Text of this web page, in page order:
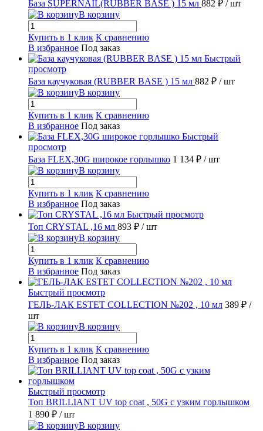
База SUPERNAIL(RUBBER BASE ) 15 мл 882 ₽ / шт
В корзину
Купить в 1 клик К сравнению
В избранное Под заказ
Быстрый
просмотр
База каучуковая (RUBBER BASE ) 15 мл 882 ₽ / шт
В корзину
Купить в 1 клик К сравнению
В избранное Под заказ
Быстрый
просмотр
База FLEX,30G широкое горлышко 1 134 ₽ / шт
В корзину
Купить в 1 клик К сравнению
В избранное Под заказ
Быстрый просмотр
Топ CRYSTAL ,16 мл 893 ₽ / шт
В корзину
Купить в 1 клик К сравнению
В избранное Под заказ
Быстрый просмотр
ГЕЛЬ-ЛАК ESTET COLLECTION №202 , 10 мл 389 ₽ /
шт
В корзину
Купить в 1 клик К сравнению
В избранное Под заказ
Быстрый просмотр
Топ BRILLIANT UV top coat , 50G с узким горлышком
1 890 ₽ / шт
В корзину